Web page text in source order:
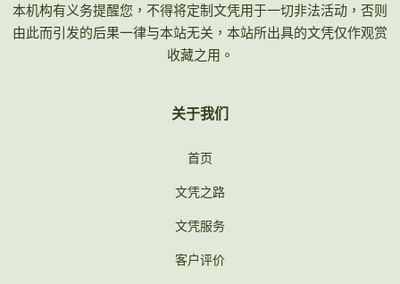
本机构有义务提醒您，不得将定制文凭用于一切非法活动，否则
由此而引发的后果一律与本站无关，本站所出具的文凭仅作观赏
收藏之用。
关于我们
首页
文凭之路
文凭服务
客户评价